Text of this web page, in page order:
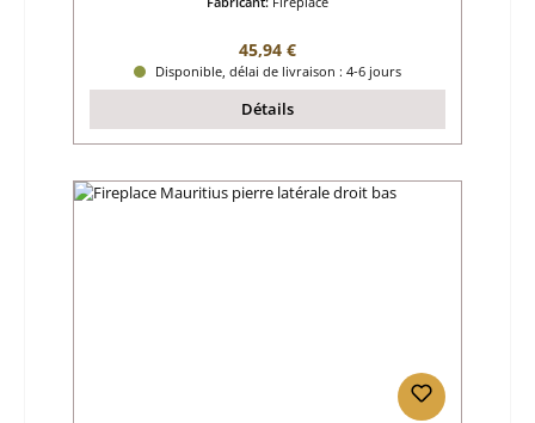
Prix régulier :
45,94 €
Disponible, délai de livraison : 4-6 jours
Détails